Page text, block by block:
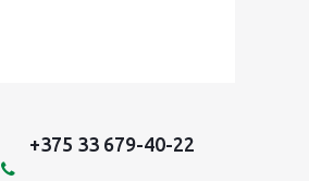
+375 33 679-40-22